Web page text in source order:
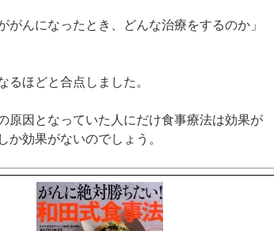
がんになったとき、どんな治療をするのか」
るほどと合点しました。
原因となっていた人にだけ食事療法は効果が
か効果がないのでしょう。